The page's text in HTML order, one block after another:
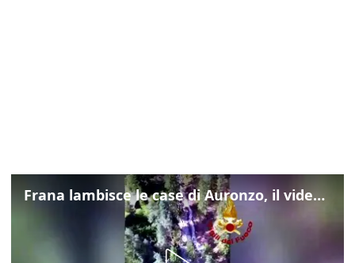
Frana lambisce le case di Auronzo, il video dall'elicottero dei vigili del fuoco